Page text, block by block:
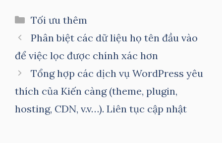
Danh
mục
Tối ưu thêm
Phân biệt các dữ liệu họ tên đầu vào
để việc lọc được chính xác hơn
Tổng hợp các dịch vụ WordPress yêu
thích của Kiến càng (theme, plugin,
hosting, CDN, v.v…). Liên tục cập nhật